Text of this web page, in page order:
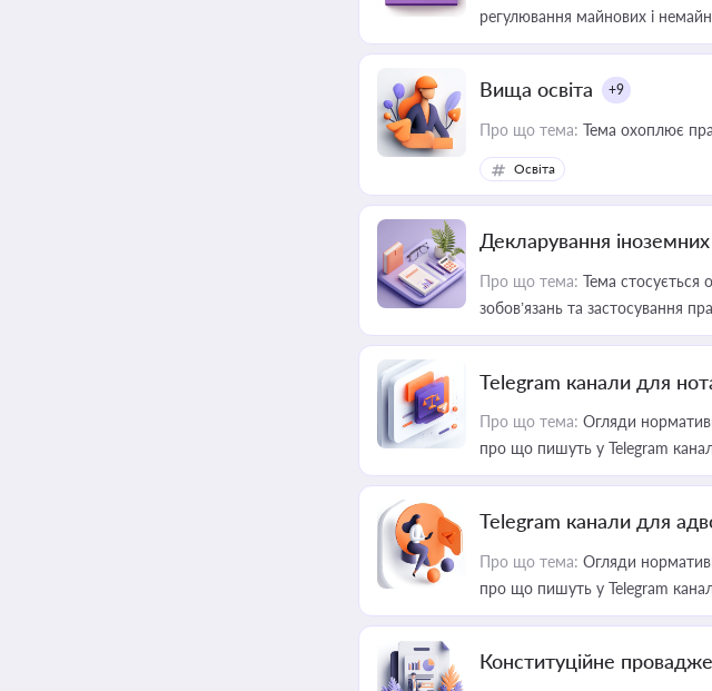
регулювання майнових і
Вища освіта +9
Про що тема: Тема охоплює
Освіта
Декларування
Про що тема: Тема стосується
зобов’язань та застосування
Telegram канали для
Про що тема: Огляди
про що пишуть у Telegram
Telegram канали для
Про що тема: Огляди
про що пишуть у Telegram
Конституційне